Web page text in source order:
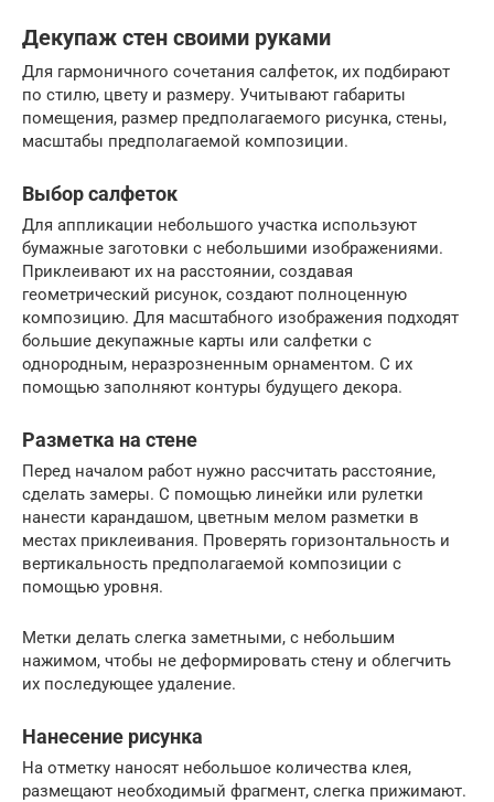
Декупаж стен своими руками
Для гармоничного сочетания салфеток, их подбирают
по стилю, цвету и размеру. Учитывают габариты
помещения, размер предполагаемого рисунка, стены,
масштабы предполагаемой композиции.
Выбор салфеток
Для аппликации небольшого участка используют
бумажные заготовки с небольшими изображениями.
Приклеивают их на расстоянии, создавая
геометрический рисунок, создают полноценную
композицию. Для масштабного изображения подходят
большие декупажные карты или салфетки с
однородным, неразрозненным орнаментом. С их
помощью заполняют контуры будущего декора.
Разметка на стене
Перед началом работ нужно рассчитать расстояние,
сделать замеры. С помощью линейки или рулетки
нанести карандашом, цветным мелом разметки в
местах приклеивания. Проверять горизонтальность и
вертикальность предполагаемой композиции с
помощью уровня.
Метки делать слегка заметными, с небольшим
нажимом, чтобы не деформировать стену и облегчить
их последующее удаление.
Нанесение рисунка
На отметку наносят небольшое количества клея,
размещают необходимый фрагмент, слегка прижимают.